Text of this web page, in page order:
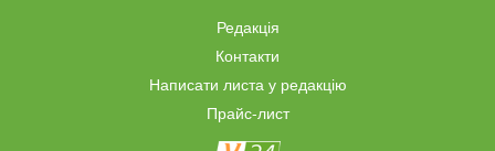
Від цих напоїв ви будете спати як немовля
Три знаки Зодіаку несподівано розбагатіють
найближчим часом
Редакція
Контакти
Написати листа у редакцію
Прайс-лист